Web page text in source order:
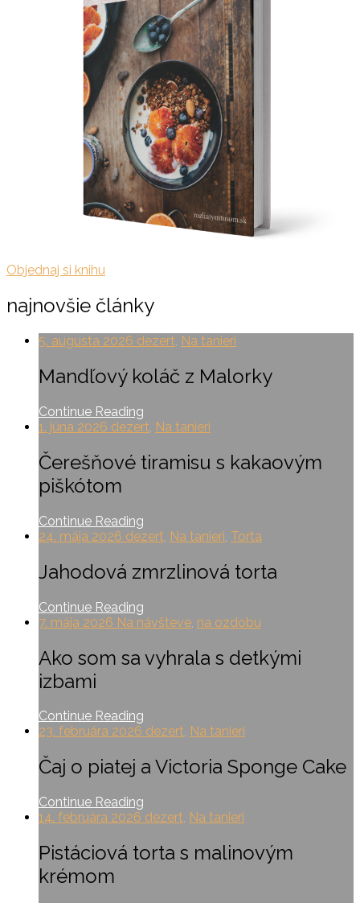
Objednaj si knihu
najnovšie články
5. augusta 2026 dezert, Na tanieri
Mandľový koláč z Malorky
Continue Reading
1. júna 2026 dezert, Na tanieri
Čerešňové tiramisu s kakaovým
piškótom
Continue Reading
24. mája 2026 dezert Na tanieri Torta
Jahodová zmrzlinová torta
Continue Reading
7. mája 2026 Na návšteve na ozdobu
Ako som sa vyhrala s detkými
izbami
Continue Reading
23. februára 2026 dezert, Na tanieri
Čaj o piatej a Victoria Sponge Cake
Continue Reading
14. februára 2026 dezert, Na tanieri
Pistáciová torta s malinovým
krémom